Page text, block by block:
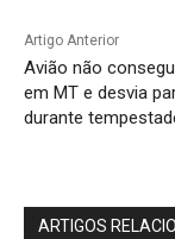
Artigo Anterior
Avião não
em MT e desvia
durante
ARTIGOS